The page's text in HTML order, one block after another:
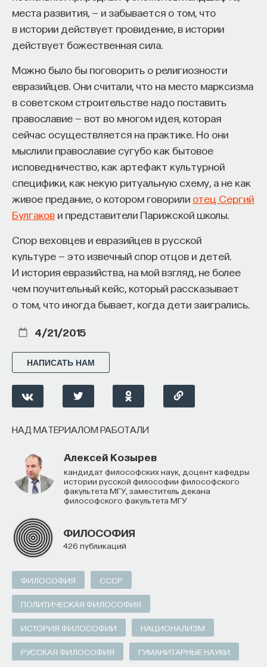
места развития, — и забывается о том, что
в истории действует провидение, в истории
действует божественная сила.
Можно было бы поговорить о религиозности
евразийцев. Они считали, что на место марксизма
в советском строительстве надо поставить
православие — вот во многом идея, которая
сейчас осуществляется на практике. Но они
мыслили православие сугубо как бытовое
исповедничество, как артефакт культурной
специфики, как некую ритуальную схему, а не как
живое предание, о котором говорили отец Сергий
Булгаков и представители Парижской школы.
Спор веховцев и евразийцев в русской
культуре — это извечный спор отцов и детей.
И история евразийства, на мой взгляд, не более
чем поучительный кейс, который рассказывает
о том, что иногда бывает, когда дети заигрались.
4/21/2015
НАПИСАТЬ НАМ
НАД МАТЕРИАЛОМ РАБОТАЛИ
Алексей Козырев
кандидат философских наук, доцент кафедры
истории русской философии философского
факультета МГУ, заместитель декана
философского факультета МГУ
ФИЛОСОФИЯ
426 публикаций
ФИЛОСОФИЯ СССР
ПОЛИТИЧЕСКАЯ ФИЛОСОФИЯ
ИСТОРИЯ ФИЛОСОФИИ НАЦИОНАЛИЗМ
РУССКАЯ ФИЛОСОФИЯ ГУМАНИТАРНЫЕ НАУКИ